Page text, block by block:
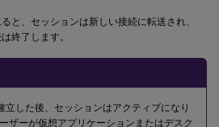
と、セッションは新しい接続に転送され、
終了します。
立した後、セッションはアクティブになり
ザーが仮想アプリケーションまたはデスク